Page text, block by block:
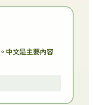
。中文是主要內容